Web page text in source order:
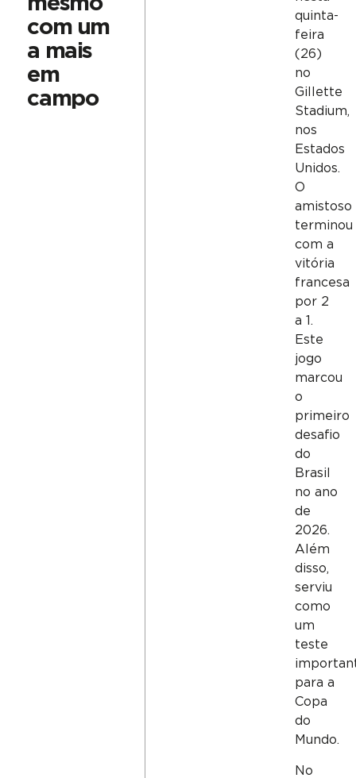
com um
a mais
em
campo
quinta-
feira
(26)
no
Gillette
Stadium,
nos
Estados
Unidos.
O
amistoso
terminou
com a
vitória
francesa
por 2
a 1.
Este
jogo
marcou
o
primeiro
desafio
do
Brasil
no ano
de
2026.
Além
disso,
serviu
como
um
teste
para a
Copa
do
Mundo.
No